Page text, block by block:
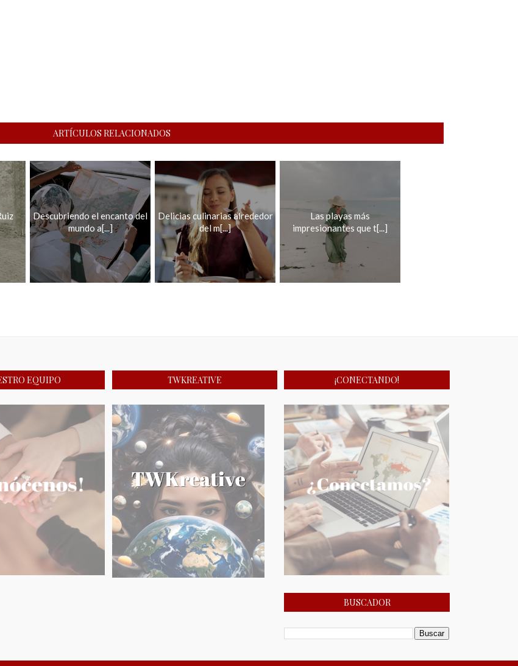
ARTÍCULOS RELACIONADOS
Descubriendo el encanto del
mundo a[...]
Delicias culinarias alrededor
del m[...]
Las playas más
impresionantes que t[...]
EQUIPO TWKREATIVE ¡CONECTANDO!
BUSCADOR